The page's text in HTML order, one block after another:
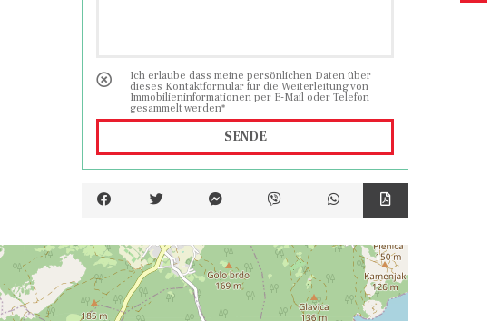
Ich erlaube dass meine persönlichen Daten über
dieses Kontaktformular für die Weiterleitung von
Immobilieninformationen per E-Mail oder Telefon
gesammelt werden*
SENDE